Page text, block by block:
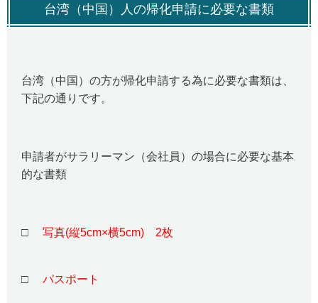
台湾（中国）人の帰化申請に必要な書類
台湾（中国）の方が帰化申請する為に必要な書類は、
下記の通りです。
申請者がサラリーマン（会社員）の場合に必要な基本
的な書類
□ 写真(縦5cm×横5cm) 2枚
□ パスポート